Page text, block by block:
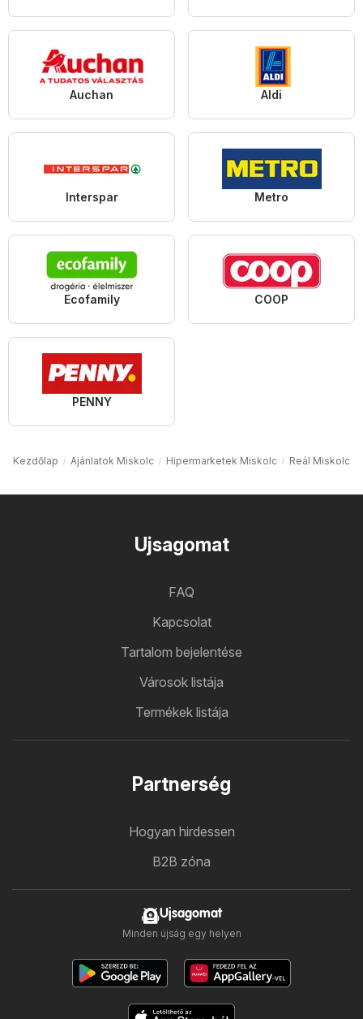
Auchan Aldi
Interspar Metro
Ecofamily COOP
PENNY
Kezdőlap Ajánlatok Miskolc Hipermarketek Miskolc Reál Miskolc
Ujsagomat
FAQ
Kapcsolat
Tartalom bejelentése
Városok listája
Termékek listája
Partnerség
Hogyan hirdessen
B2B zóna
Ujsagomat
Minden újság egy helyen